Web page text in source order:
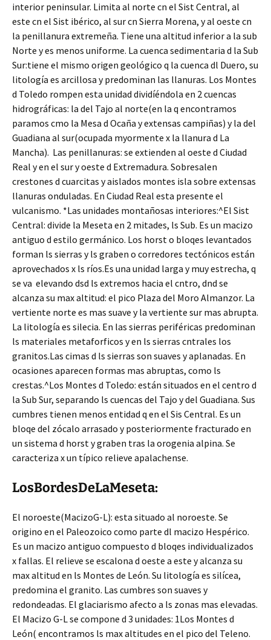
interior peninsular. Limita al norte cn el Sist Central, al
este cn el Sist ibérico, al sur cn Sierra Morena, y al oeste cn
la penillanura extremeña. Tiene una altitud inferior a la sub
Norte y es menos uniforme. La cuenca sedimentaria d la Sub
Sur:tiene el mismo origen geológico q la cuenca dl Duero, su
litología es arcillosa y predominan las llanuras. Los Montes
d Toledo rompen esta unidad dividíéndola en 2 cuencas
hidrográficas: la del Tajo al norte(en la q encontramos
paramos cmo la Mesa d Ocaña y extensas campiñas) y la del
Guadiana al sur(ocupada myormente x la llanura d La
Mancha). Las penillanuras: se extienden al oeste d Ciudad
Real y en el sur y oeste d Extremadura. Sobresalen
crestones d cuarcitas y aislados montes isla sobre extensas
llanuras onduladas. En Ciudad Real esta presente el
vulcanismo. *Las unidades montañosas interiores:^El Sist
Central: divide la Meseta en 2 mitades, ls Sub. Es un macizo
antiguo d estilo germánico. Los horst o bloqes levantados
forman ls sierras y ls graben o corredores tectónicos están
aprovechados x ls ríos.Es una unidad larga y muy estrecha, q
se va elevando dsd ls extremos hacia el cntro, dnd se
alcanza su max altitud: el pico Plaza del Moro Almanzor. La
vertiente norte es mas suave y la vertiente sur mas abrupta.
La litología es silecia. En las sierras periféricas predominan
ls materiales metaforficos y en ls sierras cntrales los
granitos.Las cimas d ls sierras son suaves y aplanadas. En
ocasiones aparecen formas mas abruptas, como ls
crestas.^Los Montes d Toledo: están situados en el centro d
la Sub Sur, separando ls cuencas del Tajo y del Guadiana. Sus
cumbres tienen menos entidad q en el Sis Central. Es un
bloqe del zócalo arrasado y posteriormente fracturado en
un sistema d horst y graben tras la orogenia alpina. Se
caracteriza x un típico relieve apalachense.
LosBordesDeLaMeseta:
El noroeste(MacizoG-L): esta situado al noroeste. Se
origino en el Paleozoico como parte dl macizo Hespérico.
Es un macizo antiguo compuesto d bloqes individualizados
x fallas. El relieve se escalona d oeste a este y alcanza su
max altitud en ls Montes de León. Su litología es silícea,
predomina el granito. Las cumbres son suaves y
redondeadas. El glaciarismo afecto a ls zonas mas elevadas.
El Macizo G-L se compone d 3 unidades: 1Los Montes d
León( encontramos ls max altitudes en el pico del Teleno.